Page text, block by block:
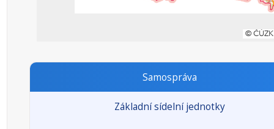
Samospráva
Základní sídelní jednotky